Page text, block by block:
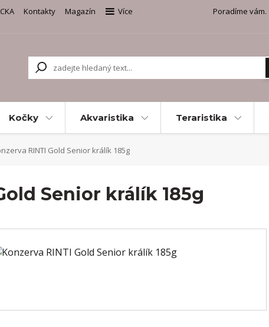
Kontakty Magazín
Více
Poradíme vám.
Kočky Akvaristika Teraristika
RINTI Gold Senior králík 185g
Senior králík 185g